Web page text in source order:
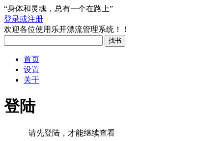
“身体和灵魂，总有一个在路上”
登录或注册
欢迎各位使用乐开漂流管理系统！！
首页
设置
关于
登陆
请先登陆，才能继续查看